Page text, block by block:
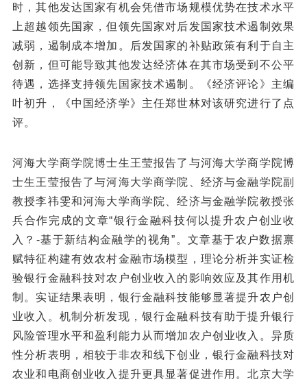
时，其他发达国家有机会凭借市场规模优势在技术水平
上超越领先国家，但领先国家对后发国家技术遏制效果
减弱，遏制成本增加。后发国家的补贴政策有利于自主
创新，但可能导致其他发达经济体在其市场受到不公平
待遇，选择支持领先国家技术遏制。《经济评论》主编
叶初升，《中国经济学》主任郑世林对该研究进行了点
评。
河海大学商学院博士生王莹报告了与河海大学商学院博
士生王莹报告了与河海大学商学院、经济与金融学院副
教授李祎雯和河海大学商学院、经济与金融学院教授张
兵合作完成的文章“银行金融科技何以提升农户创业收
入？-基于新结构金融学的视角”。文章基于农户数据禀
赋特征构建有效农村金融市场模型，理论分析并实证检
验银行金融科技对农户创业收入的影响效应及其作用机
制。实证结果表明，银行金融科技能够显著提升农户创
业收入。机制分析发现，银行金融科技有助于提升银行
风险管理水平和盈利能力从而增加农户创业收入。异质
性分析表明，相较于非农和线下创业，银行金融科技对
农业和电商创业收入提升更具显著促进作用。北京大学